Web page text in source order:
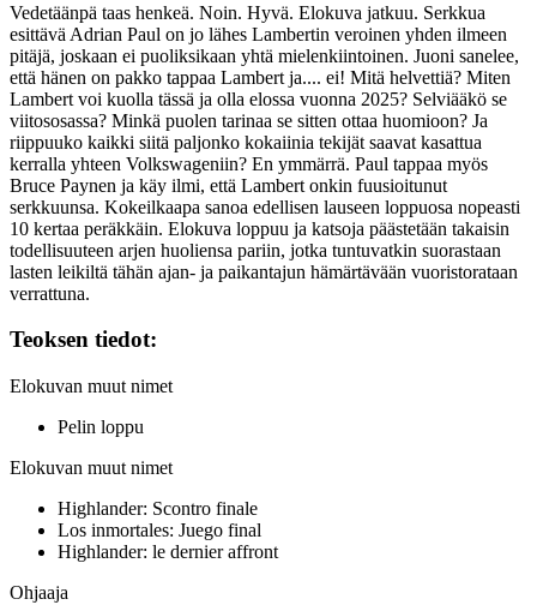
Vedetäänpä taas henkeä. Noin. Hyvä. Elokuva jatkuu. Serkkua
esittävä Adrian Paul on jo lähes Lambertin veroinen yhden ilmeen
pitäjä, joskaan ei puoliksikaan yhtä mielenkiintoinen. Juoni sanelee,
että hänen on pakko tappaa Lambert ja.... ei! Mitä helvettiä? Miten
Lambert voi kuolla tässä ja olla elossa vuonna 2025? Selviääkö se
viitososassa? Minkä puolen tarinaa se sitten ottaa huomioon? Ja
riippuuko kaikki siitä paljonko kokaiinia tekijät saavat kasattua
kerralla yhteen Volkswageniin? En ymmärrä. Paul tappaa myös
Bruce Paynen ja käy ilmi, että Lambert onkin fuusioitunut
serkkuunsa. Kokeilkaapa sanoa edellisen lauseen loppuosa nopeasti
10 kertaa peräkkäin. Elokuva loppuu ja katsoja päästetään takaisin
todellisuuteen arjen huoliensa pariin, jotka tuntuvatkin suorastaan
lasten leikiltä tähän ajan‑ ja paikantajun hämärtävään vuoristorataan
verrattuna.
Teoksen tiedot:
Elokuvan muut nimet
Pelin loppu
Elokuvan muut nimet
Highlander: Scontro finale
Los inmortales: Juego final
Highlander: le dernier affront
Ohjaaja